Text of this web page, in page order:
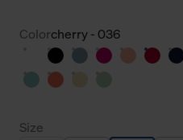
Colorcherry - 036
Size